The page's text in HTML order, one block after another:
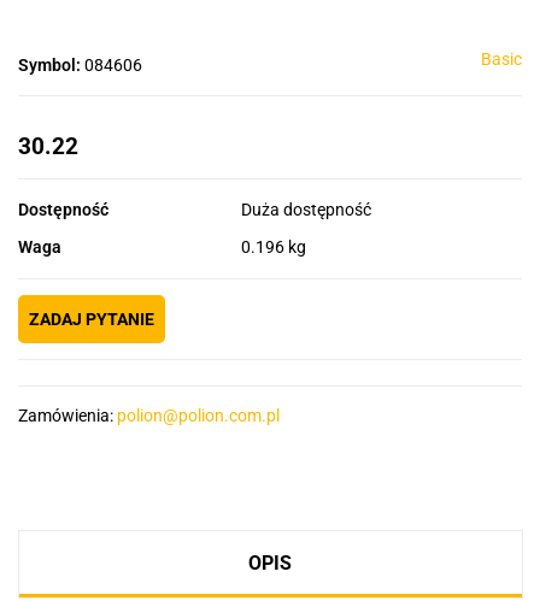
Symbol: 084606 Basic
30.22
Dostępność
Duża dostępność
Waga
0.196 kg
ZADAJ PYTANIE
Zamówienia: polion@polion.com.pl
OPIS